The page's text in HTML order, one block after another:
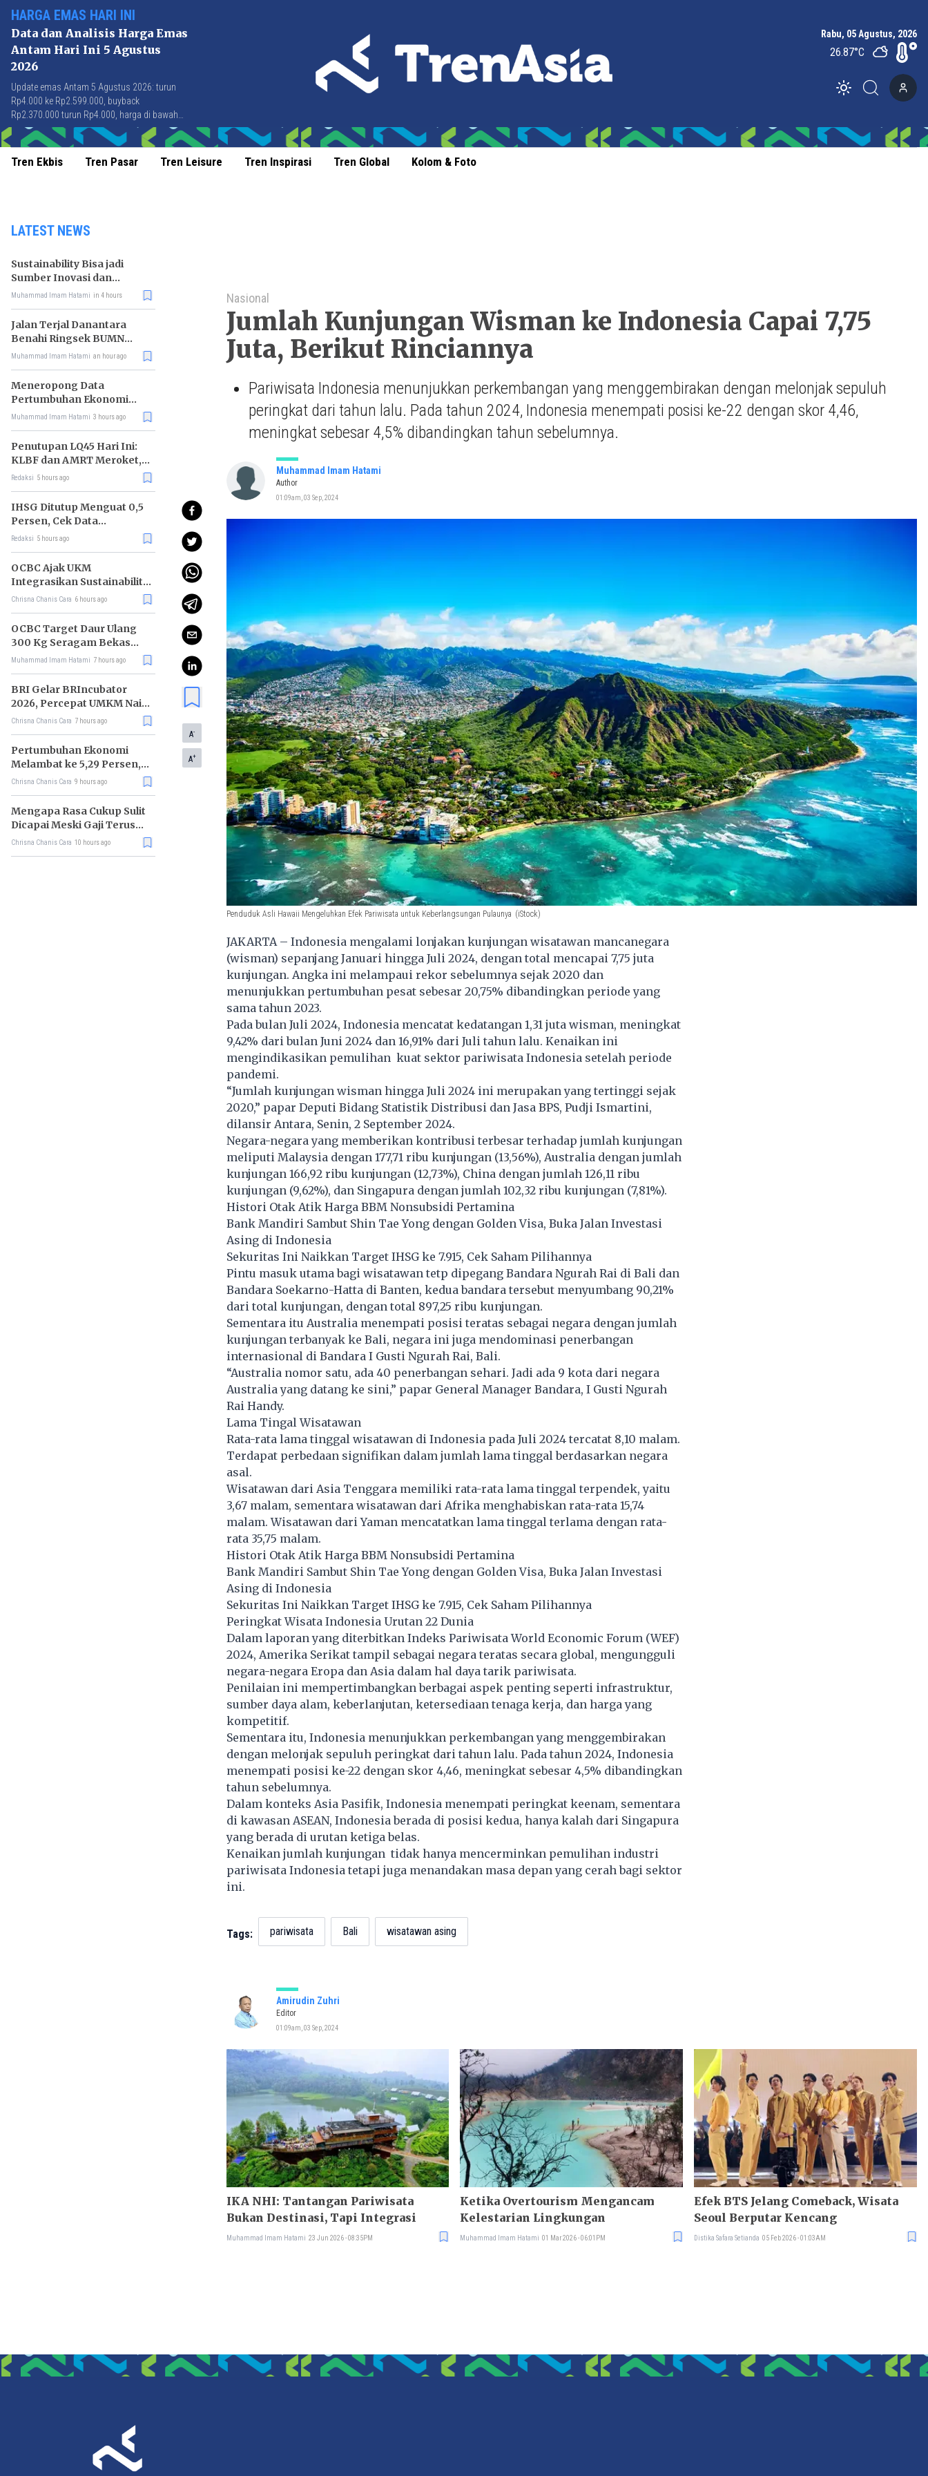
HARGA EMAS HARI INI
Data dan Analisis Harga Emas
Antam Hari Ini 5 Agustus
2026
Update emas Antam 5 Agustus 2026: turun
Rp4.000 ke Rp2.599.000, buyback
Rp2.370.000 turun Rp4.000, harga di bawah
Rp2.600.000 pertama kali sejak 21 Juli 2026.
Rabu, 05 Agustus, 2026
26.87°C
Toggle theme
Tren Ekbis Tren Pasar Tren Leisure Tren Inspirasi Tren Global Kolom & Foto
LATEST NEWS
Sustainability Bisa jadi
Sumber Inovasi dan
Peluang Bisnis
Muhammad Imam Hatami in 4 hours
Jalan Terjal Danantara
Benahi Ringsek BUMN
Karya
Muhammad Imam Hatami an hour ago
Meneropong Data
Pertumbuhan Ekonomi
Kuartal II 2026
Muhammad Imam Hatami 3 hours ago
Penutupan LQ45 Hari Ini:
KLBF dan AMRT Meroket,
MAPI Tiarap
Redaksi 5 hours ago
IHSG Ditutup Menguat 0,5
Persen, Cek Data
Lengkapnya
Redaksi 5 hours ago
OCBC Ajak UKM
Integrasikan Sustainability
ke Model Bisnis lewat
Chrisna Chanis Cara 6 hours ago
OCBC Target Daur Ulang
300 Kg Seragam Bekas
Pada 2026
Muhammad Imam Hatami 7 hours ago
BRI Gelar BRIncubator
2026, Percepat UMKM Naik
Kelas dan Tembus Pasar
Chrisna Chanis Cara 7 hours ago
Pertumbuhan Ekonomi
Melambat ke 5,29 Persen,
RI Mulai Kehilangan
Chrisna Chanis Cara 9 hours ago
Mengapa Rasa Cukup Sulit
Dicapai Meski Gaji Terus
Bertambah?
Chrisna Chanis Cara 10 hours ago
A-
A+
Nasional
Jumlah Kunjungan Wisman ke Indonesia Capai 7,75
Juta, Berikut Rinciannya
Pariwisata Indonesia menunjukkan perkembangan yang menggembirakan dengan melonjak sepuluh
peringkat dari tahun lalu. Pada tahun 2024, Indonesia menempati posisi ke-22 dengan skor 4,46,
meningkat sebesar 4,5% dibandingkan tahun sebelumnya.
Muhammad Imam Hatami
Author
01:09am, 03 Sep, 2024
Penduduk Asli Hawaii Mengeluhkan Efek Pariwisata untuk Keberlangsungan Pulaunya (iStock)
JAKARTA – Indonesia mengalami lonjakan kunjungan wisatawan mancanegara
(wisman) sepanjang Januari hingga Juli 2024, dengan total mencapai 7,75 juta
kunjungan. Angka ini melampaui rekor sebelumnya sejak 2020 dan
menunjukkan pertumbuhan pesat sebesar 20,75% dibandingkan periode yang
sama tahun 2023.
Pada bulan Juli 2024, Indonesia mencatat kedatangan 1,31 juta wisman, meningkat
9,42% dari bulan Juni 2024 dan 16,91% dari Juli tahun lalu. Kenaikan ini
mengindikasikan pemulihan kuat sektor pariwisata Indonesia setelah periode
pandemi.
“Jumlah kunjungan wisman hingga Juli 2024 ini merupakan yang tertinggi sejak
2020,” papar Deputi Bidang Statistik Distribusi dan Jasa BPS, Pudji Ismartini,
dilansir Antara, Senin, 2 September 2024.
Negara-negara yang memberikan kontribusi terbesar terhadap jumlah kunjungan
meliputi Malaysia dengan 177,71 ribu kunjungan (13,56%), Australia dengan jumlah
kunjungan 166,92 ribu kunjungan (12,73%), China dengan jumlah 126,11 ribu
kunjungan (9,62%), dan Singapura dengan jumlah 102,32 ribu kunjungan (7,81%).
Histori Otak Atik Harga BBM Nonsubsidi Pertamina
Bank Mandiri Sambut Shin Tae Yong dengan Golden Visa, Buka Jalan Investasi
Asing di Indonesia
Sekuritas Ini Naikkan Target IHSG ke 7.915, Cek Saham Pilihannya
Pintu masuk utama bagi wisatawan tetp dipegang Bandara Ngurah Rai di Bali dan
Bandara Soekarno-Hatta di Banten, kedua bandara tersebut menyumbang 90,21%
dari total kunjungan, dengan total 897,25 ribu kunjungan.
Sementara itu Australia menempati posisi teratas sebagai negara dengan jumlah
kunjungan terbanyak ke Bali, negara ini juga mendominasi penerbangan
internasional di Bandara I Gusti Ngurah Rai, Bali.
“Australia nomor satu, ada 40 penerbangan sehari. Jadi ada 9 kota dari negara
Australia yang datang ke sini,” papar General Manager Bandara, I Gusti Ngurah
Rai Handy.
Lama Tingal Wisatawan
Rata-rata lama tinggal wisatawan di Indonesia pada Juli 2024 tercatat 8,10 malam.
Terdapat perbedaan signifikan dalam jumlah lama tinggal berdasarkan negara
asal.
Wisatawan dari Asia Tenggara memiliki rata-rata lama tinggal terpendek, yaitu
3,67 malam, sementara wisatawan dari Afrika menghabiskan rata-rata 15,74
malam. Wisatawan dari Yaman mencatatkan lama tinggal terlama dengan rata-
rata 35,75 malam.
Histori Otak Atik Harga BBM Nonsubsidi Pertamina
Bank Mandiri Sambut Shin Tae Yong dengan Golden Visa, Buka Jalan Investasi
Asing di Indonesia
Sekuritas Ini Naikkan Target IHSG ke 7.915, Cek Saham Pilihannya
Peringkat Wisata Indonesia Urutan 22 Dunia
Dalam laporan yang diterbitkan Indeks Pariwisata World Economic Forum (WEF)
2024, Amerika Serikat tampil sebagai negara teratas secara global, mengungguli
negara-negara Eropa dan Asia dalam hal daya tarik pariwisata.
Penilaian ini mempertimbangkan berbagai aspek penting seperti infrastruktur,
sumber daya alam, keberlanjutan, ketersediaan tenaga kerja, dan harga yang
kompetitif.
Sementara itu, Indonesia menunjukkan perkembangan yang menggembirakan
dengan melonjak sepuluh peringkat dari tahun lalu. Pada tahun 2024, Indonesia
menempati posisi ke-22 dengan skor 4,46, meningkat sebesar 4,5% dibandingkan
tahun sebelumnya.
Dalam konteks Asia Pasifik, Indonesia menempati peringkat keenam, sementara
di kawasan ASEAN, Indonesia berada di posisi kedua, hanya kalah dari Singapura
yang berada di urutan ketiga belas.
Kenaikan jumlah kunjungan tidak hanya mencerminkan pemulihan industri
pariwisata Indonesia tetapi juga menandakan masa depan yang cerah bagi sektor
ini.
Tags: pariwisata Bali wisatawan asing
Amirudin Zuhri
Editor
01:09am, 03 Sep, 2024
IKA NHI: Tantangan Pariwisata
Bukan Destinasi, Tapi Integrasi
Muhammad Imam Hatami 23 Jun 2026 - 08:35PM
Ketika Overtourism Mengancam
Kelestarian Lingkungan
Muhammad Imam Hatami 01 Mar 2026 - 06:01PM
Efek BTS Jelang Comeback, Wisata
Seoul Berputar Kencang
Distika Safara Setianda 05 Feb 2026 - 01:03AM